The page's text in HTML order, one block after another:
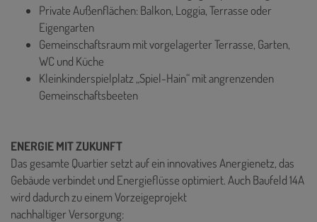
Private Außenflächen: Balkon, Loggia, Terrasse oder
Eigengarten
Gemeinschaftsraum mit vorgelagerter Terrasse, Garten,
WC und Küche
Kleinkinderspielplatz „Spiel-Hain“ mit angrenzenden
Gemeinschaftsbeeten
ENERGIE MIT ZUKUNFT
Das gesamte Quartier setzt auf ein innovatives Anergienetz, das
Gebäude verbindet und Energieflüsse optimiert. Auch Baufeld 14A
wird dadurch zu einem Vorzeigeprojekt
nachhaltiger Versorgung: